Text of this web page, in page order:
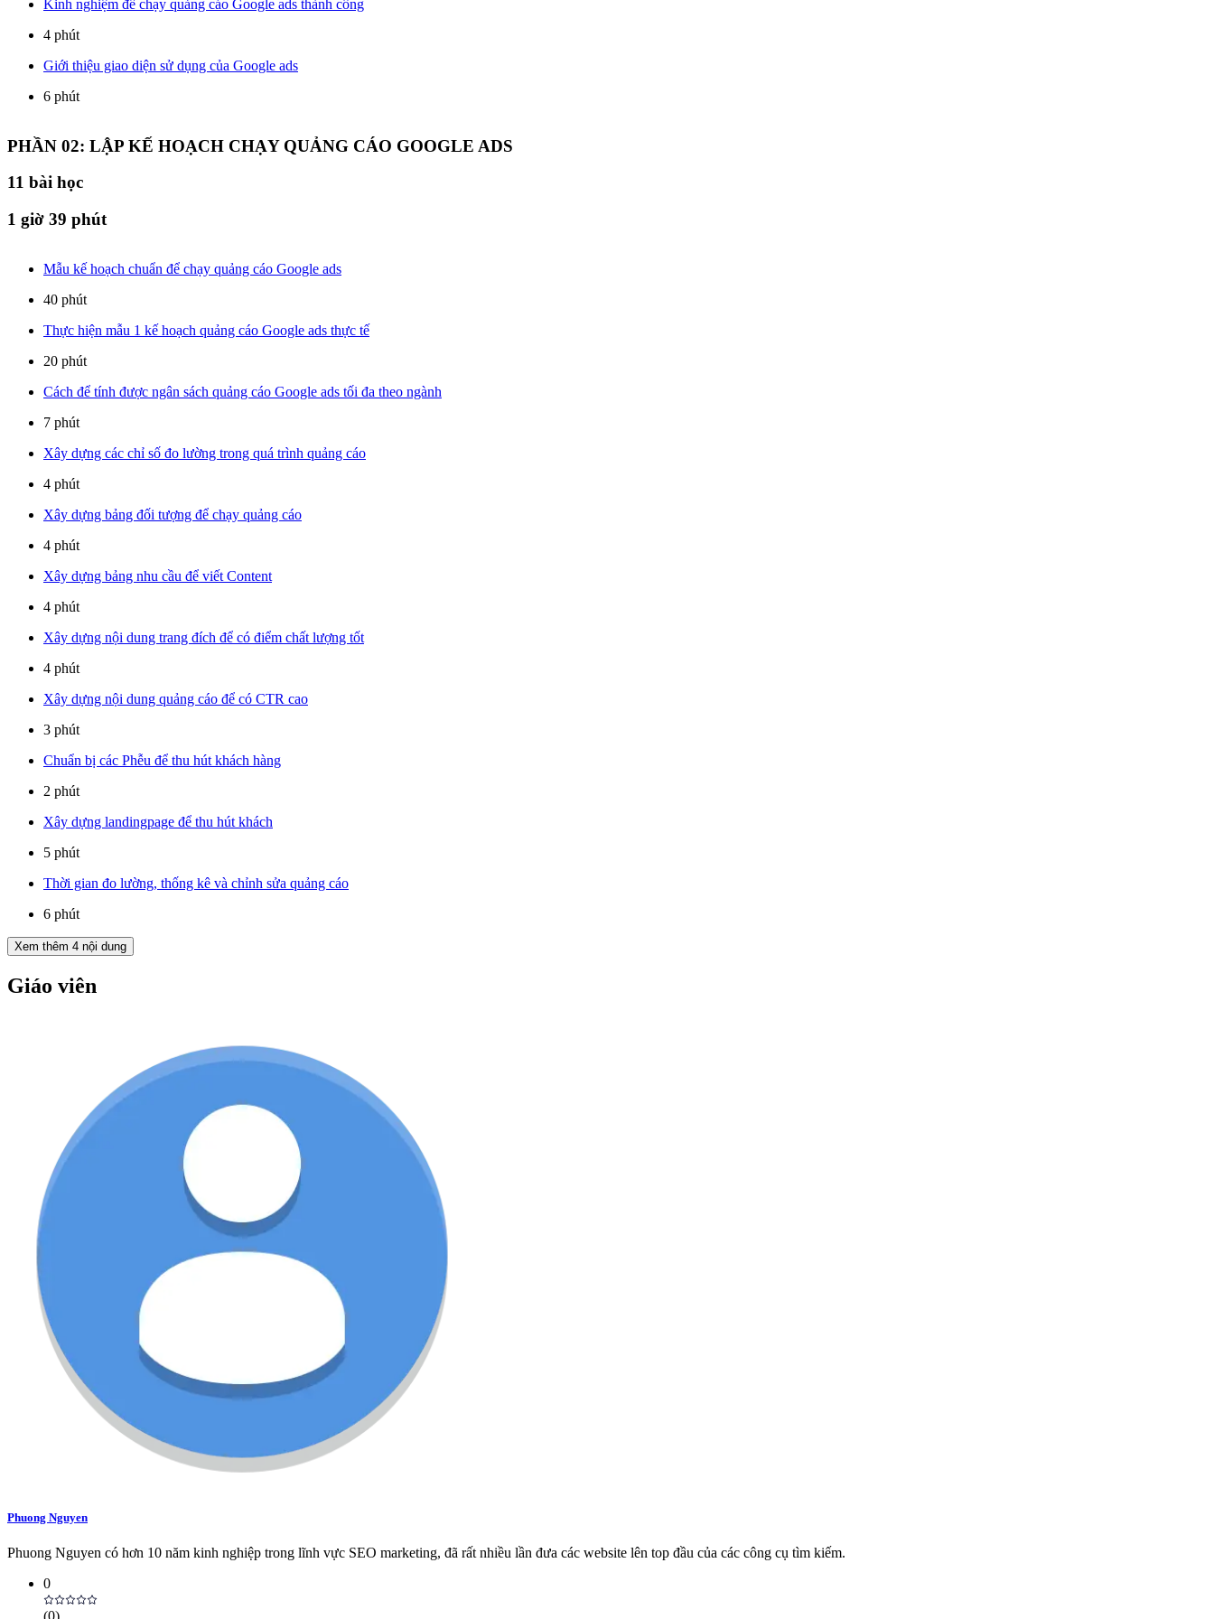
Kinh nghiệm để chạy quảng cáo Google ads thành công
4 phút
Giới thiệu giao diện sử dụng của Google ads
6 phút
PHẦN 02: LẬP KẾ HOẠCH CHẠY QUẢNG CÁO GOOGLE ADS
11 bài học
1 giờ 39 phút
Mẫu kế hoạch chuẩn để chạy quảng cáo Google ads
40 phút
Thực hiện mẫu 1 kế hoạch quảng cáo Google ads thực tế
20 phút
Cách để tính được ngân sách quảng cáo Google ads tối đa theo ngành
7 phút
Xây dựng các chỉ số đo lường trong quá trình quảng cáo
4 phút
Xây dựng bảng đối tượng để chạy quảng cáo
4 phút
Xây dựng bảng nhu cầu để viết Content
4 phút
Xây dựng nội dung trang đích để có điểm chất lượng tốt
4 phút
Xây dựng nội dung quảng cáo để có CTR cao
3 phút
Chuẩn bị các Phễu để thu hút khách hàng
2 phút
Xây dựng landingpage để thu hút khách
5 phút
Thời gian đo lường, thống kê và chỉnh sửa quảng cáo
6 phút
Xem thêm 4 nội dung
Giáo viên
Phuong Nguyen
Phuong Nguyen có hơn 10 năm kinh nghiệp trong lĩnh vực SEO marketing, đã rất nhiều lần đưa các website lên top đầu của các công cụ tìm kiếm.
0
(0)